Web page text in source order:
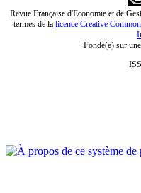
Revue Française d'Economie et de
termes de la licence Creative
Fondé(e) sur